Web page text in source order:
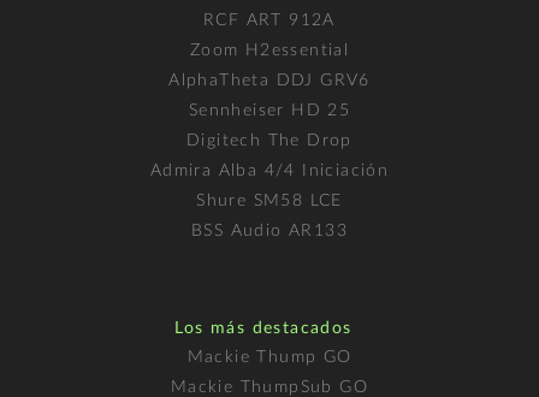
RCF ART 912A
Zoom H2essential
AlphaTheta DDJ GRV6
Sennheiser HD 25
Digitech The Drop
Admira Alba 4/4 Iniciación
Shure SM58 LCE
BSS Audio AR133
Los más destacados
Mackie Thump GO
Mackie ThumpSub GO